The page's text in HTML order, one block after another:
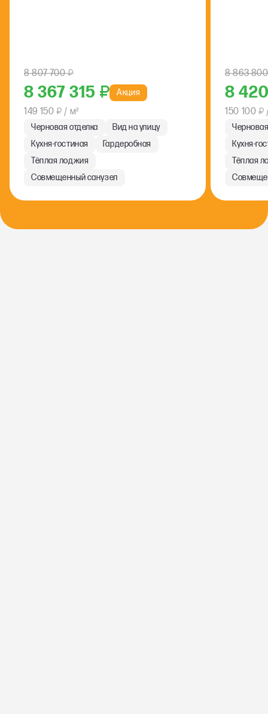
8 807 700₽
8 367 315 ₽ Акция
149 150₽ / м²
Черновая отделка
Вид на улицу
Кухня-гостиная
Гардеробная
Тёплая лоджия
Совмещенный санузел
8 863
8
150 100₽
Кухня-
Тёплая